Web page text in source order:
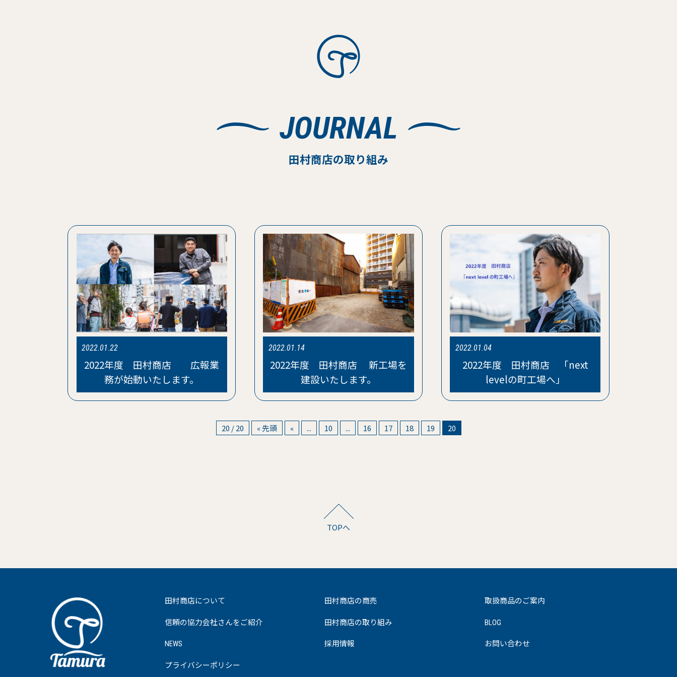
JOURNAL
田村商店の取り組み
2022.01.22
2022年度 田村商店 広報業
務が始動いたします。
2022.01.14
2022年度 田村商店 新工場を
建設いたします。
2022.01.04
2022年度 田村商店 「next
levelの町工場へ」
20 / 20 « 先頭 « ... 10 ... 16 17 18 19 20
TOPへ
田村商店について 田村商店の商売 取扱商品のご案内
信頼の協力会社さんをご紹介 田村商店の取り組み BLOG
NEWS 採用情報 お問い合わせ
プライバシーポリシー